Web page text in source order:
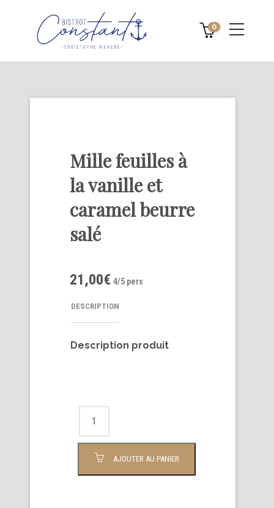
0
Mille feuilles à
la vanille et
caramel beurre
salé
21,00€ 4/5 pers
DESCRIPTION
Description produit
AJOUTER AU PANIER